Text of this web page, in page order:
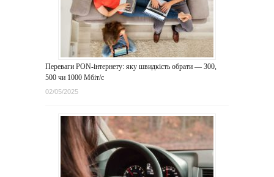
Переваги PON-інтернету: яку швидкість обрати — 300,
500 чи 1000 Мбіт/с
02/05/2025